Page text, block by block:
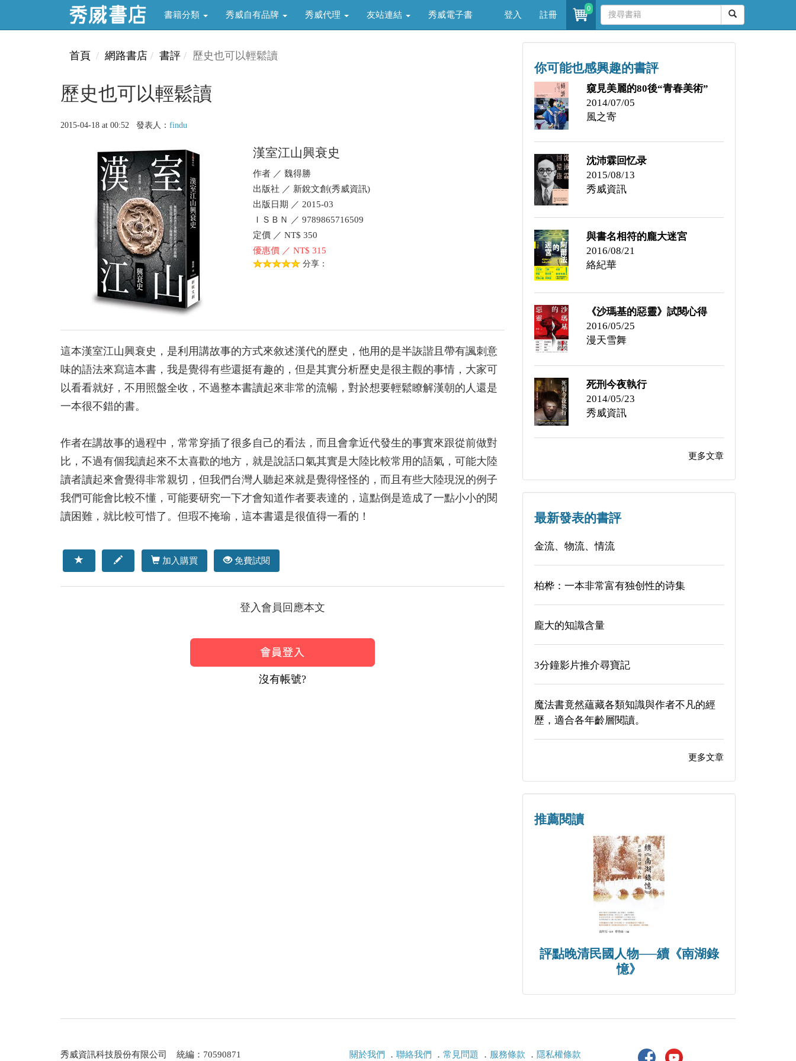
書籍分類 秀威自有品牌 秀威代理 友站連結 秀威電子書 登入 註冊
0
首頁 網路書店 書評 歷史也可以輕鬆讀
歷史也可以輕鬆讀
2015-04-18 at 00:52 發表人： findu
漢室江山興衰史
作者 ／ 魏得勝
出版社 ／ 新銳文創(秀威資訊)
出版日期 ／ 2015-03
ＩＳＢＮ ／ 9789865716509
定價 ／ NT$ 350
優惠價 ／ NT$ 315
分享：
這本漢室江山興衰史，是利用講故事的方式來敘述漢代的歷史，他用的是半詼諧且帶有諷刺意
味的語法來寫這本書，我是覺得有些還挺有趣的，但是其實分析歷史是很主觀的事情，大家可
以看看就好，不用照盤全收，不過整本書讀起來非常的流暢，對於想要輕鬆瞭解漢朝的人還是
一本很不錯的書。
作者在講故事的過程中，常常穿插了很多自己的看法，而且會拿近代發生的事實來跟從前做對
比，不過有個我讀起來不太喜歡的地方，就是說話口氣其實是大陸比較常用的語氣，可能大陸
讀者讀起來會覺得非常親切，但我們台灣人聽起來就是覺得怪怪的，而且有些大陸現況的例子
我們可能會比較不懂，可能要研究一下才會知道作者要表達的，這點倒是造成了一點小小的閱
讀困難，就比較可惜了。但瑕不掩瑜，這本書還是很值得一看的！
加入購買 免費試閱
登入會員回應本文
沒有帳號?
你可能也感興趣的書評
窺見美麗的80後“青春美術”
2014/07/05
風之寄
沈沛霖回忆录
2015/08/13
秀威資訊
與書名相符的龐大迷宮
2016/08/21
絡紀華
《沙瑪基的惡靈》試閱心得
2016/05/25
漫天雪舞
死刑今夜執行
2014/05/23
秀威資訊
更多文章
最新發表的書評
金流、物流、情流
柏桦：一本非常富有独创性的诗集
龐大的知識含量
3分鐘影片推介尋寶記
魔法書竟然蘊藏各類知識與作者不凡的經
歷，適合各年齡層閱讀。
更多文章
推薦閱讀
評點晚清民國人物──續《南湖錄
憶》
秀威資訊科技股份有限公司 統編：70590871 關於我們 ． 聯絡我們 ． 常見問題 ． 服務條款 ． 隱私權條款